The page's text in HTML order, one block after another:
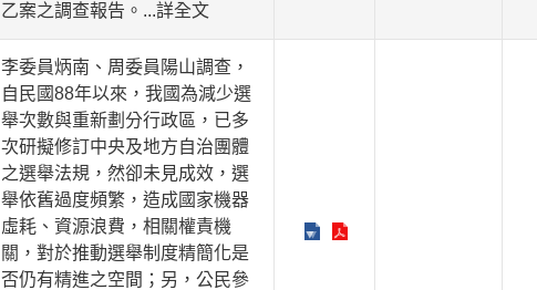
乙案之調查報告。 ...詳全文
李委員炳南、周委員陽山調查，
自民國88年以來，我國為減少選
舉次數與重新劃分行政區，已多
次研擬修訂中央及地方自治團體
之選舉法規，然卻未見成效，選
舉依舊過度頻繁，造成國家機器
虛耗、資源浪費，相關權責機
關，對於推動選舉制度精簡化是
否仍有精進之空間；另，公民參